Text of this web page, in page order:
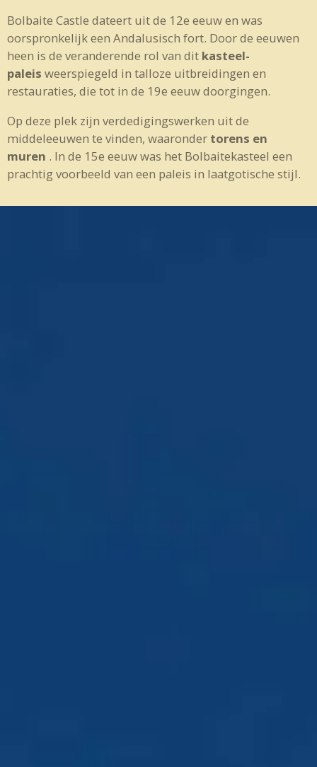
Bolbaite Castle dateert uit de 12e eeuw en was
oorspronkelijk een Andalusisch fort. Door de eeuwen
heen is de veranderende rol van dit kasteel-
paleis weerspiegeld in talloze uitbreidingen en
restauraties, die tot in de 19e eeuw doorgingen.
Op deze plek zijn verdedigingswerken uit de
middeleeuwen te vinden, waaronder torens en
muren . In de 15e eeuw was het Bolbaitekasteel een
prachtig voorbeeld van een paleis in laatgotische stijl.